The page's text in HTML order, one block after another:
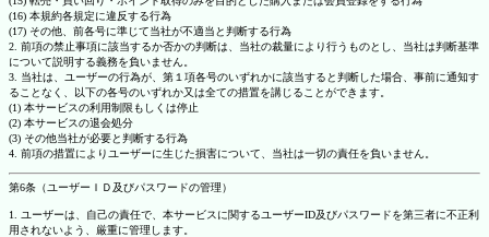
(16) 本規約各規定に違反する行為
(17) その他、前各号に準じて当社が不適当と判断する行為
2. 前項の禁止事項に該当するか否かの判断は、当社の裁量により行うものとし、当社は判断基準
について説明する義務を負いません。
3. 当社は、ユーザーの行為が、第１項各号のいずれかに該当すると判断した場合、事前に通知す
ることなく、以下の各号のいずれか又は全ての措置を講じることができます。
(1) 本サービスの利用制限もしくは停止
(2) 本サービスの退会処分
(3) その他当社が必要と判断する行為
4. 前項の措置によりユーザーに生じた損害について、当社は一切の責任を負いません。
第6条（ユーザーＩＤ及びパスワードの管理）
1. ユーザーは、自己の責任で、本サービスに関するユーザーID及びパスワードを第三者に不正利
用されないよう、厳重に管理します。